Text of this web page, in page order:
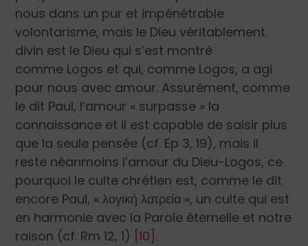
nous dans un pur et impénétrable
volontarisme, mais le Dieu véritablement
divin est le Dieu qui s’est montré
comme Logos et qui, comme Logos, a agi
pour nous avec amour. Assurément, comme
le dit Paul, l’amour « surpasse » la
connaissance et il est capable de saisir plus
que la seule pensée (cf. Ep 3, 19), mais il
reste néanmoins l’amour du Dieu-Logos, ce
pourquoi le culte chrétien est, comme le dit
encore Paul, « λογική λατρεία », un culte qui est
en harmonie avec la Parole éternelle et notre
raison (cf. Rm 12, 1) [10] .